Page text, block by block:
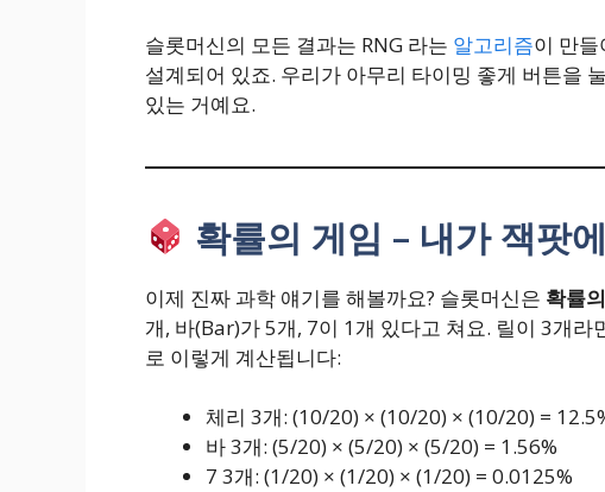
슬롯머신의 모든 결과는 RNG 라는 알고리즘이 만
설계되어 있죠. 우리가 아무리 타이밍 좋게 버튼을
있는 거예요.
확률의 게임 – 내가 잭팟
이제 진짜 과학 얘기를 해볼까요? 슬롯머신은 확률
개, 바(Bar)가 5개, 7이 1개 있다고 쳐요. 릴이 3개
로 이렇게 계산됩니다:
체리 3개: (10/20) × (10/20) × (10/20) =
바 3개: (5/20) × (5/20) × (5/20) = 1.56%
7 3개: (1/20) × (1/20) × (1/20) = 0.0125%